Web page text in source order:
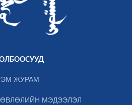
ЖУРАМ
МЭДЭЭЛЭЛ